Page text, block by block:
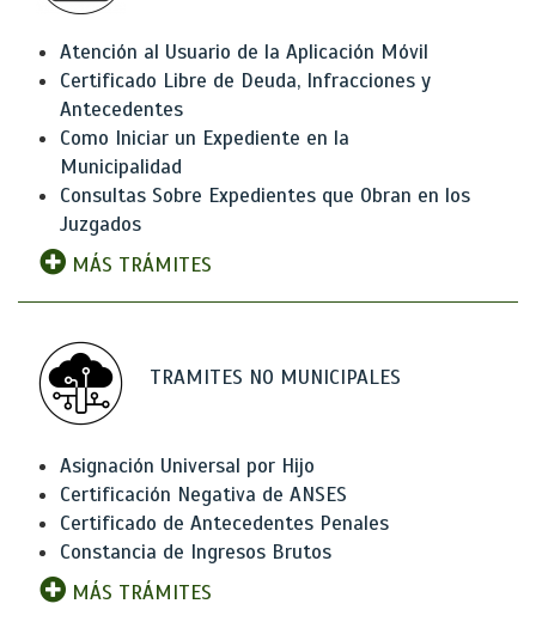
Atención al Usuario de la Aplicación Móvil
Certificado Libre de Deuda, Infracciones y
Antecedentes
Como Iniciar un Expediente en la
Municipalidad
Consultas Sobre Expedientes que Obran en los
Juzgados
MÁS TRÁMITES
TRAMITES NO MUNICIPALES
Asignación Universal por Hijo
Certificación Negativa de ANSES
Certificado de Antecedentes Penales
Constancia de Ingresos Brutos
MÁS TRÁMITES